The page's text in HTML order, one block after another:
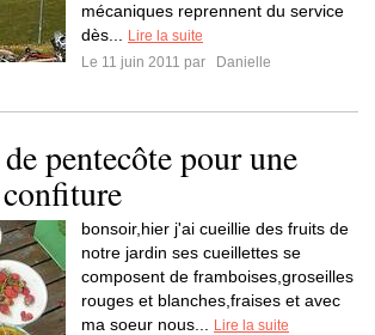
mécaniques reprennent du service
dès...
Lire la suite
Le 11 juin 2011 par
Danielle
pentecôte pour une
bonsoir,hier j'ai cueillie des fruits de
notre jardin ses cueillettes se
composent de framboises,groseilles
rouges et blanches,fraises et avec
ma soeur nous...
Lire la suite